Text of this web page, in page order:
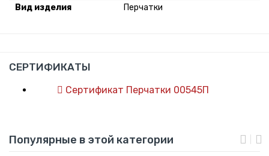
Вид изделия
Перчатки
СЕРТИФИКАТЫ
Сертификат Перчатки 00545П
Популярные в этой категории